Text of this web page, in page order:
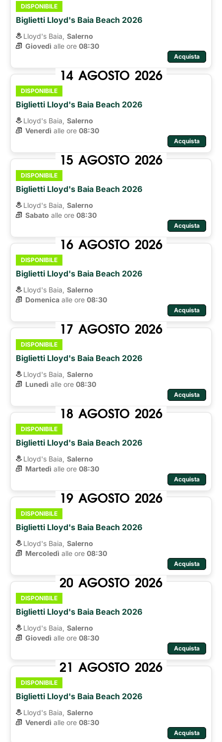
DISPONIBILE
Biglietti Lloyd's Baia Beach 2026
Lloyd's Baia, Salerno
Giovedì alle ore 08:30
Acquista
14 AGOSTO 2026
DISPONIBILE
Biglietti Lloyd's Baia Beach 2026
Lloyd's Baia, Salerno
Venerdì alle ore 08:30
Acquista
15 AGOSTO 2026
DISPONIBILE
Biglietti Lloyd's Baia Beach 2026
Lloyd's Baia, Salerno
Sabato alle ore 08:30
Acquista
16 AGOSTO 2026
DISPONIBILE
Biglietti Lloyd's Baia Beach 2026
Lloyd's Baia, Salerno
Domenica alle ore 08:30
Acquista
17 AGOSTO 2026
DISPONIBILE
Biglietti Lloyd's Baia Beach 2026
Lloyd's Baia, Salerno
Lunedì alle ore 08:30
Acquista
18 AGOSTO 2026
DISPONIBILE
Biglietti Lloyd's Baia Beach 2026
Lloyd's Baia, Salerno
Martedì alle ore 08:30
Acquista
19 AGOSTO 2026
DISPONIBILE
Biglietti Lloyd's Baia Beach 2026
Lloyd's Baia, Salerno
Mercoledì alle ore 08:30
Acquista
20 AGOSTO 2026
DISPONIBILE
Biglietti Lloyd's Baia Beach 2026
Lloyd's Baia, Salerno
Giovedì alle ore 08:30
Acquista
21 AGOSTO 2026
DISPONIBILE
Biglietti Lloyd's Baia Beach 2026
Lloyd's Baia, Salerno
Venerdì alle ore 08:30
Acquista